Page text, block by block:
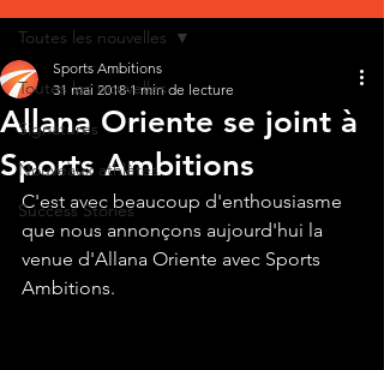
Toutes les nouvelles
Signatures
Nouveaux athlètes
Success Stories
Toutes les nouvelles
Allana Oriente se joint à
Sports Ambitions
Sports Ambitions
31 mai 2018 1 min de lecture
C'est avec beaucoup d'enthousiasme
que nous annonçons aujourd'hui la
venue d'Allana Oriente avec Sports
Ambitions.